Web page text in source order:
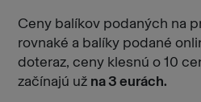
Ceny balíkov podaných na
rovnaké a balíky podané
doteraz, ceny klesnú o 10
začínajú už na 3 eurách.